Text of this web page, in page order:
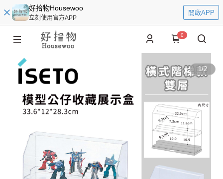
好拾物Housewoo
立刻使用官方APP
開啟APP
0
1/2